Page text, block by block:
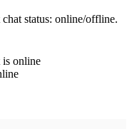
status: online/offline.
is online